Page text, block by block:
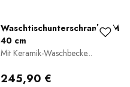
Waschtischunterschrank TIM
40 cm
Mit Keramik-Waschbecke...
245,90 €